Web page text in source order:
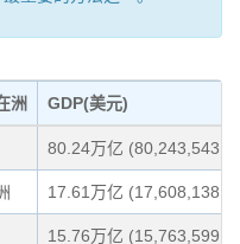
洲 GDP(美元)
80.24万亿
17.61万亿
15.76万亿